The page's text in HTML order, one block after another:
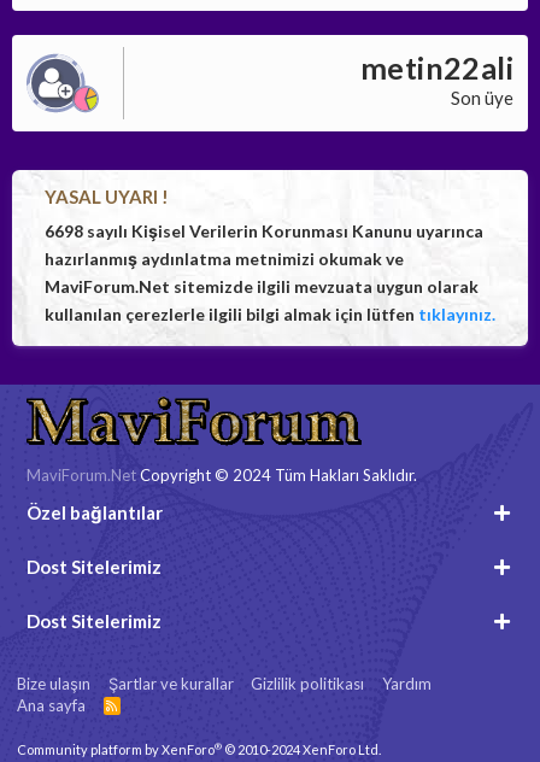
metin22ali
Son üye
YASAL UYARI !
6698 sayılı Kişisel Verilerin Korunması Kanunu uyarınca
hazırlanmış aydınlatma metnimizi okumak ve
MaviForum.Net sitemizde ilgili mevzuata uygun olarak
kullanılan çerezlerle ilgili bilgi almak için lütfen tıklayınız.
MaviForum.NetCopyright © 2024 Tüm Hakları Saklıdır.
Özel bağlantılar
Dost Sitelerimiz
Dost Sitelerimiz
Bize ulaşın Şartlar ve kurallar Gizlilik politikası
Yardım
Ana sayfa
R
Community platform by XenForo® © 2010-2024 XenForo Ltd.